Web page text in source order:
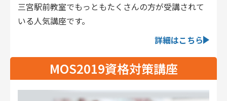
三宮駅前教室でもっともたくさんの方が受講されて
いる人気講座です。
詳細はこちら
MOS2019資格対策講座